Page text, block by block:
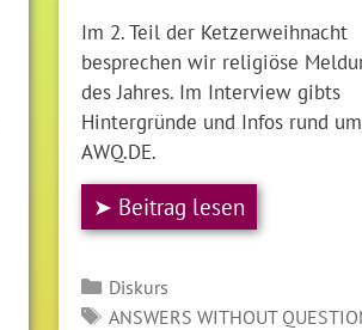
Im 2. Teil der Ketzerweihnacht
besprechen wir religiöse
des Jahres. Im Interview gibts
Hintergründe und Infos rund um
AWQ.DE.
➤ Beitrag lesen
Kategorien
Diskurs
SCHLAGWÖRTER
ANSWERS WITHOUT